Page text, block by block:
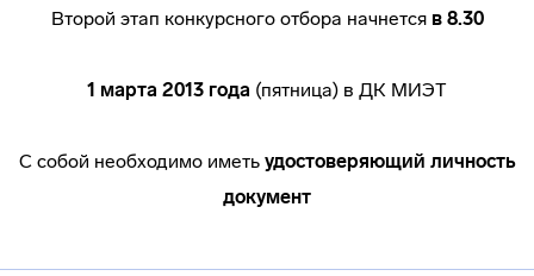
Второй этап конкурсного отбора начнется в 8.30
1 марта 2013 года (пятница) в ДК МИЭТ
С собой необходимо иметь удостоверяющий личность
документ